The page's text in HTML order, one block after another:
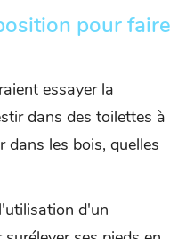
pour faire
essayer la
dans des toilettes à
dans les bois, quelles
d'un